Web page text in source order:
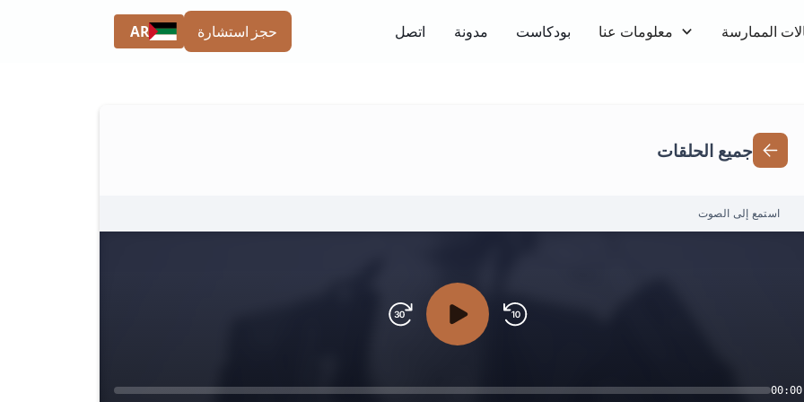
الممارسة معلومات عنا بودكاست مدونة اتصل حجز استشارة AR
جميع الحلقات
استمع إلى الصوت
00:00